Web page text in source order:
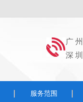
广
深
服务范围